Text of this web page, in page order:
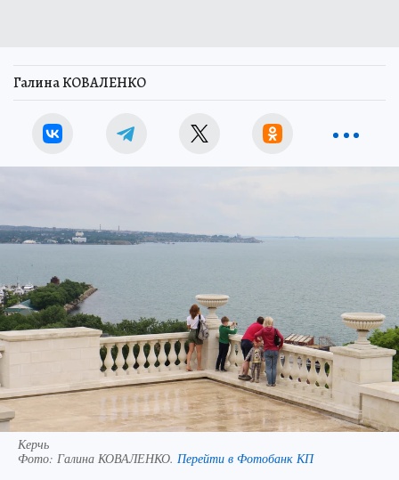
Галина КОВАЛЕНКО
Керчь
Фото: Галина КОВАЛЕНКО. Перейти в Фотобанк КП